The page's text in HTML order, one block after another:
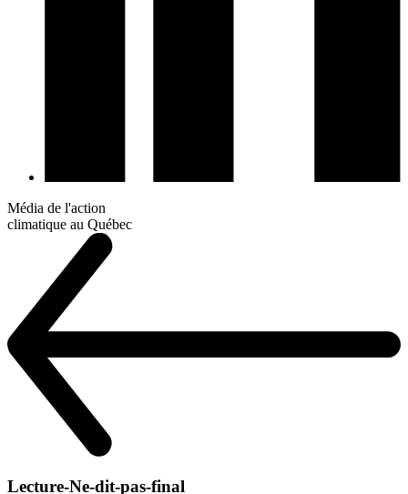
Média de l'action
climatique au Québec
Lecture-Ne-dit-pas-final